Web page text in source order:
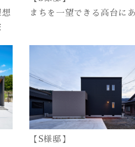
まちを一望できる高台に
【S様邸】